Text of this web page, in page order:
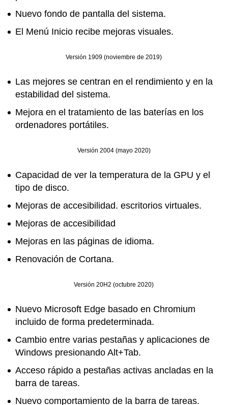
Nuevo fondo de pantalla del sistema.
El Menú Inicio recibe mejoras visuales.
Versión 1909 (noviembre de 2019)
Las mejores se centran en el rendimiento y en la
estabilidad del sistema.
Mejora en el tratamiento de las baterías en los
ordenadores portátiles.
Versión 2004 (mayo 2020)
Capacidad de ver la temperatura de la GPU y el
tipo de disco.
Mejoras de accesibilidad. escritorios virtuales.
Mejoras de accesibilidad
Mejoras en las páginas de idioma.
Renovación de Cortana.
Versión 20H2 (octubre 2020)
Nuevo Microsoft Edge basado en Chromium
incluido de forma predeterminada.
Cambio entre varias pestañas y aplicaciones de
Windows presionando Alt+Tab.
Acceso rápido a pestañas activas ancladas en la
barra de tareas.
Nuevo comportamiento de la barra de tareas.